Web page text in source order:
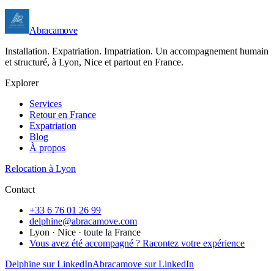
Abracamove
Installation. Expatriation. Impatriation. Un accompagnement humain
et structuré, à Lyon, Nice et partout en France.
Explorer
Services
Retour en France
Expatriation
Blog
À propos
Relocation à Lyon
Contact
+33 6 76 01 26 99
delphine@abracamove.com
Lyon · Nice · toute la France
Vous avez été accompagné ? Racontez votre expérience
Delphine sur LinkedInAbracamove sur LinkedIn